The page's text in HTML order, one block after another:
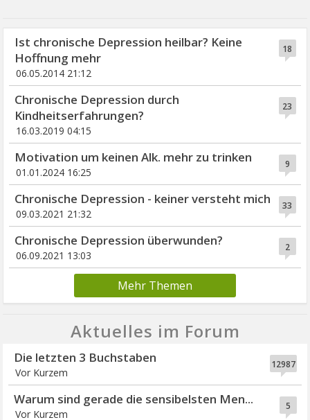
18
Ist chronische Depression heilbar? Keine
Hoffnung mehr
06.05.2014 21:12
23
Chronische Depression durch
Kindheitserfahrungen?
16.03.2019 04:15
9
Motivation um keinen Alk. mehr zu trinken
01.01.2024 16:25
33
Chronische Depression - keiner versteht mich
09.03.2021 21:32
2
Chronische Depression überwunden?
06.09.2021 13:03
Mehr Themen
Aktuelles im Forum
12987
Die letzten 3 Buchstaben
Vor Kurzem
5
Warum sind gerade die sensibelsten Men...
Vor Kurzem